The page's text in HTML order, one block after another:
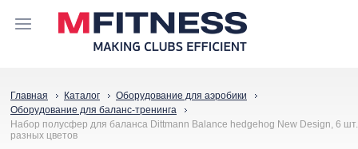
Главная Каталог
Оборудование для аэробики
Оборудование для баланс-тренинга
Набор полусфер для баланса Dittmann Balance hedgehog New Design, 6 шт.
разных цветов